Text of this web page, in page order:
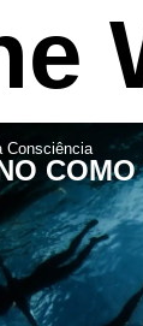
Consciência